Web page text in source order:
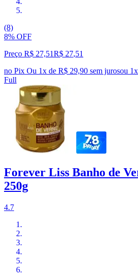
(8)
8% OFF
Preço R$ 27,51R$ 27,51
no Pix Ou 1x de R$ 29,90 sem jurosou 1
Full
Forever Liss Banho de
250g
4.7